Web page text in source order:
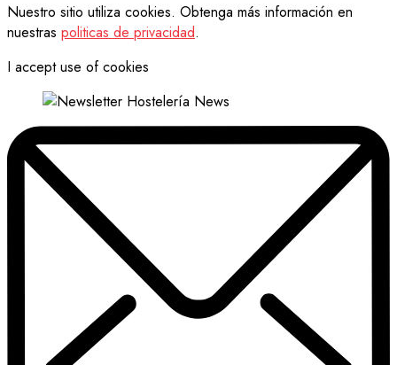
Nuestro sitio utiliza cookies. Obtenga más información en
nuestras politicas de privacidad.
I accept use of cookies